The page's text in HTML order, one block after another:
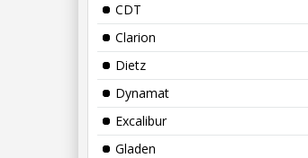
CDT
Clarion
Dietz
Dynamat
Excalibur
Gladen